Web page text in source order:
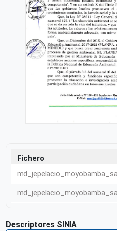
Fichero
Descriptores SINIA